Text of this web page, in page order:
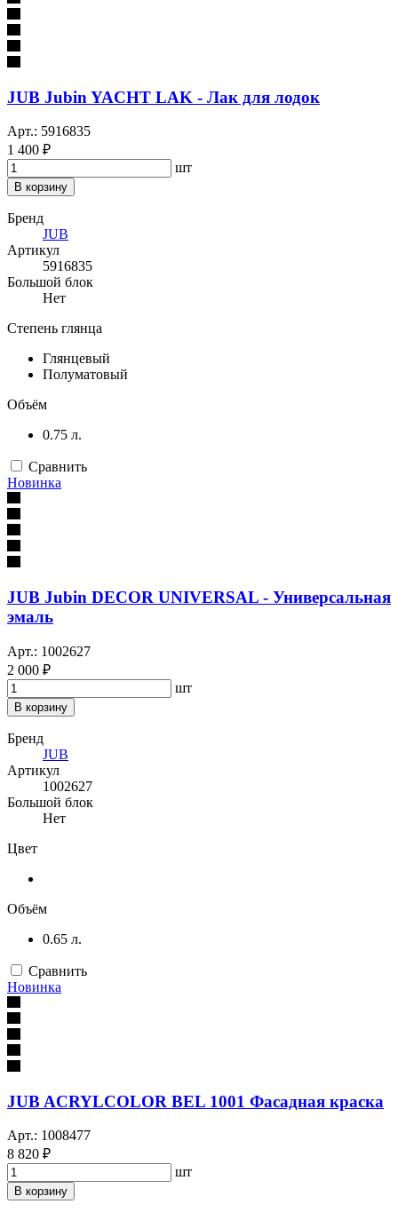
JUB Jubin YACHT LAK - Лак для лодок
Арт.: 5916835
1 400 ₽
шт
В корзину
Бренд
JUB
Артикул
5916835
Большой блок
Нет
Степень глянца
Глянцевый
Полуматовый
Объём
0.75 л.
Сравнить
Новинка
JUB Jubin DECOR UNIVERSAL - Универсальная
эмаль
Арт.: 1002627
2 000 ₽
шт
В корзину
Бренд
JUB
Артикул
1002627
Большой блок
Нет
Цвет
Объём
0.65 л.
Сравнить
Новинка
JUB ACRYLCOLOR BEL 1001 Фасадная краска
Арт.: 1008477
8 820 ₽
шт
В корзину